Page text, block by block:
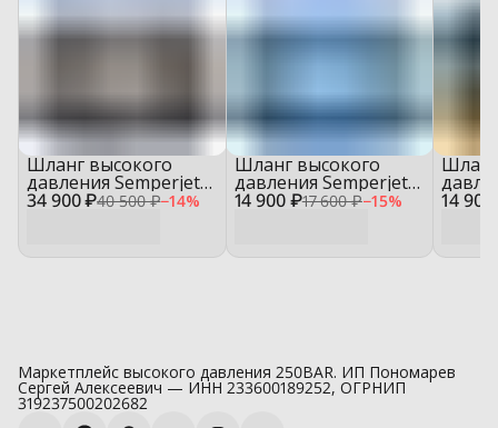
34 900 ₽40 500 ₽−14%
Шланг высокого
давления Semperjet
DN8 SN2, 600 бар, 14 900 ₽17 600 ₽−15%
Шланг высокого
давления Semperjet
DN8 SN2, 400 бар, 14
DN6
Маркетплейс высокого давления 250BAR. ИП Пономарев
Сергей Алексеевич — ИНН 233600189252, ОГРНИП
319237500202682